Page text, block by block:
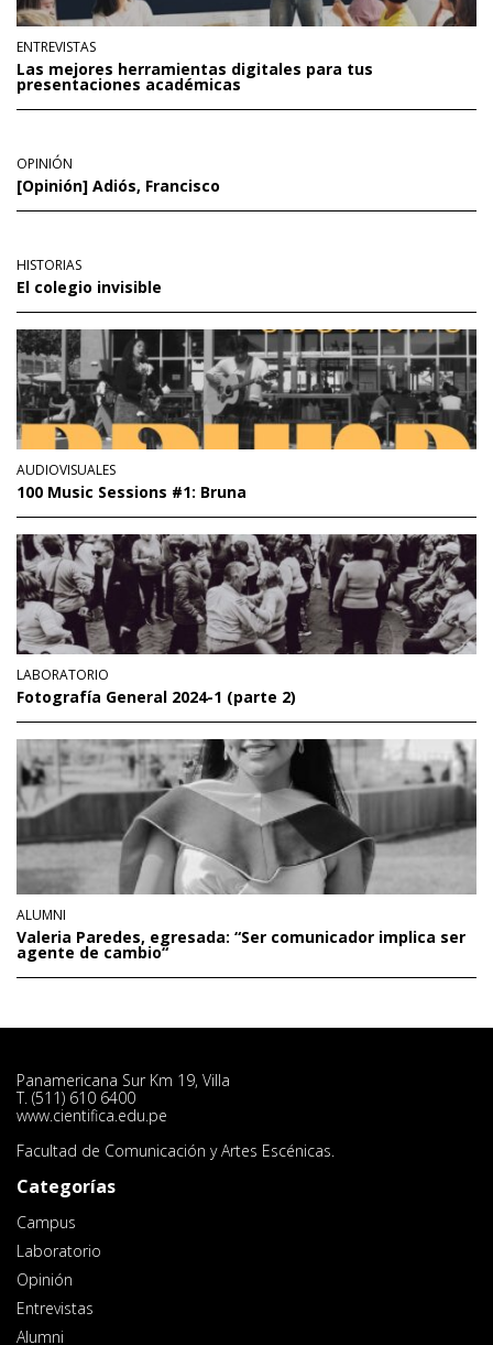
ENTREVISTAS
Las mejores herramientas digitales para tus
presentaciones académicas
OPINIÓN
[Opinión] Adiós, Francisco
HISTORIAS
El colegio invisible
AUDIOVISUALES
100 Music Sessions #1: Bruna
LABORATORIO
Fotografía General 2024-1 (parte 2)
ALUMNI
Valeria Paredes, egresada: “Ser comunicador implica ser
agente de cambio“
Panamericana Sur Km 19, Villa
T. (511) 610 6400
www.cientifica.edu.pe
Facultad de Comunicación y Artes Escénicas.
Categorías
Campus
Laboratorio
Opinión
Entrevistas
Alumni